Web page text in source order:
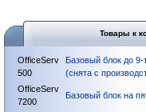
Товары к
OfficeServ
500
Базовый блок до
(снята с
OfficeServ
7200
Базовый блок на